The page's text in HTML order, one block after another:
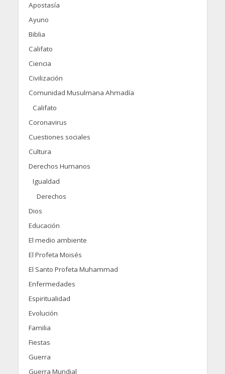
Apostasía
Ayuno
Biblia
Califato
Ciencia
Civilización
Comunidad Musulmana Ahmadía
Califato
Coronavirus
Cuestiones sociales
Cultura
Derechos Humanos
Igualdad
Derechos
Dios
Educación
El medio ambiente
El Profeta Moisés
El Santo Profeta Muhammad
Enfermedades
Espiritualidad
Evolución
Familia
Fiestas
Guerra
Guerra Mundial